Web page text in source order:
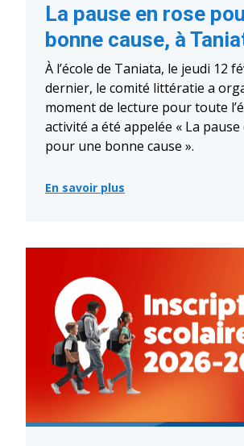
La pause en rose
bonne cause, à
À l’école de Taniata, le jeudi 12
dernier, le comité littératie a
moment de lecture pour toute
activité a été appelée « La
pour une bonne cause ».
En savoir plus
:
rose
bonne
cause,
Taniata